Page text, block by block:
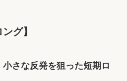
グ】
小さな反発を狙った短期ロ